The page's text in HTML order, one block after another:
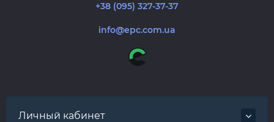
+38 (095) 327-37-37
info@epc.com.ua
Личный кабинет